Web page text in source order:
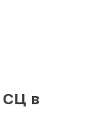
СЦ в